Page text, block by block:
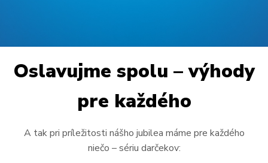
Oslavujme spolu – výhody
pre každého
A tak pri príležitosti nášho jubilea máme pre každého
niečo – sériu darčekov: